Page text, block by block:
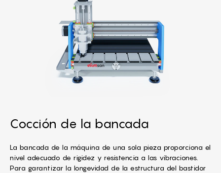
Cocción de la bancada
La bancada de la máquina de una sola pieza proporciona el
nivel adecuado de rigidez y resistencia a las vibraciones.
Para garantizar la longevidad de la estructura del bastidor